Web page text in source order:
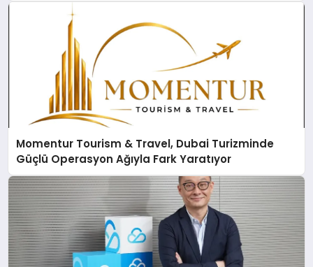
Momentur Tourism & Travel, Dubai Turizminde
Güçlü Operasyon Ağıyla Fark Yaratıyor